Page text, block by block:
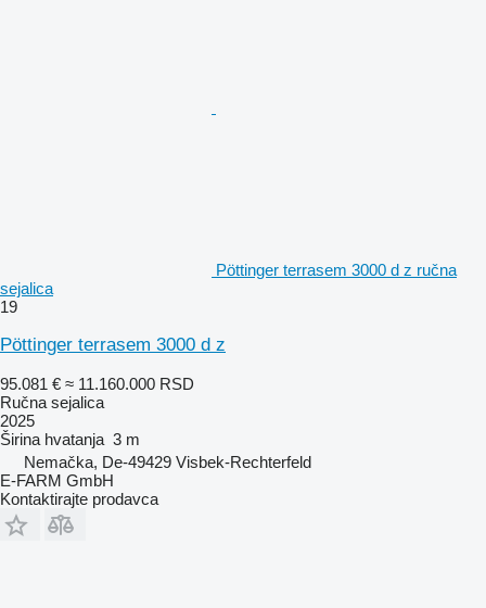
Pöttinger terrasem 3000 d z ručna
sejalica
19
Pöttinger terrasem 3000 d z
95.081 € ≈ 11.160.000 RSD
Ručna sejalica
2025
Širina hvatanja 3 m
Nemačka, De-49429 Visbek-Rechterfeld
E-FARM GmbH
Kontaktirajte prodavca